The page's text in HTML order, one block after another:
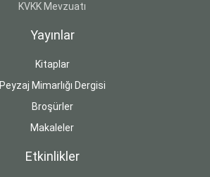
KVKK Mevzuatı
Yayınlar
Kitaplar
Peyzaj Mimarlığı Dergisi
Broşürler
Makaleler
Etkinlikler